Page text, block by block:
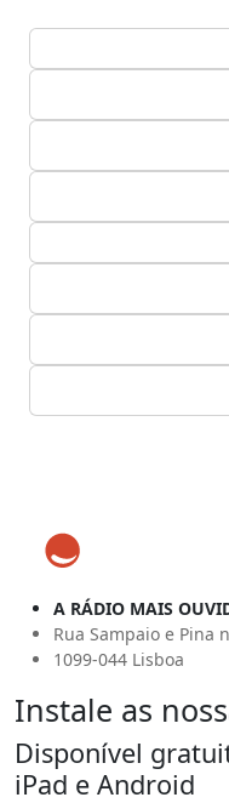
A RÁDIO MAIS
Rua Sampaio e Pina
1099-044 Lisboa
Instale as
Disponível
iPad e Android